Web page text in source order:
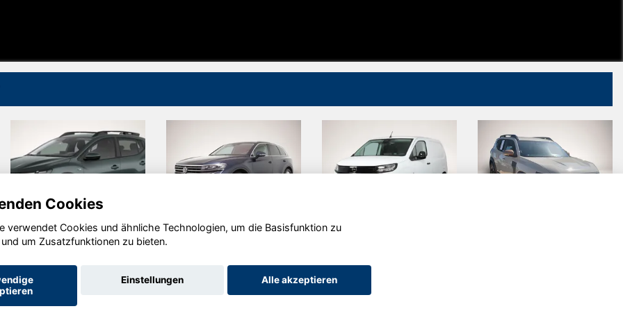
Volkswagen
T7 Multivan
Peugeot
Cookies
verwendet Cookies und ähnliche Technologien, um die Basisfunktion zu
um Zusatzfunktionen zu bieten.
Einstellungen Alle akzeptieren